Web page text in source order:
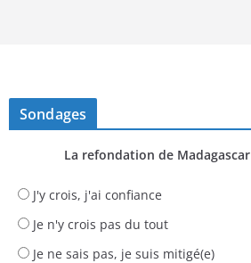
Sondages
La refondation de Madagascar
J'y crois, j'ai confiance
Je n'y crois pas du tout
Je ne sais pas, je suis mitigé(e)